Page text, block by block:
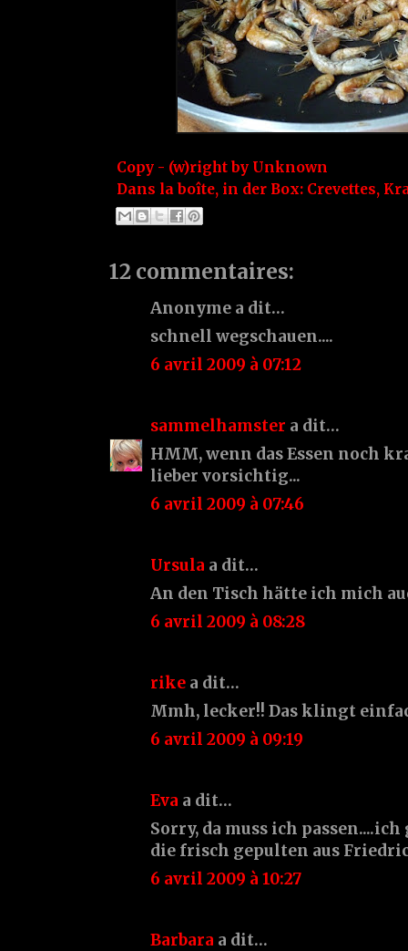
Copy - (w)right by Unknown
Dans la boîte, in der Box: Crevettes,
12 commentaires:
Anonyme a dit…
schnell wegschauen....
6 avril 2009 à 07:12
sammelhamster a dit…
HMM, wenn das Essen noch
lieber vorsichtig...
6 avril 2009 à 07:46
Ursula a dit…
An den Tisch hätte ich mich
6 avril 2009 à 08:28
rike a dit…
Mmh, lecker!! Das klingt
6 avril 2009 à 09:19
Eva a dit…
Sorry, da muss ich
die frisch gepulten aus
6 avril 2009 à 10:27
Barbara a dit…